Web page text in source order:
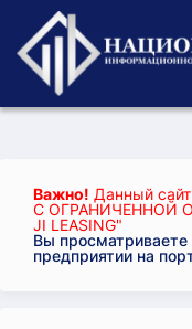
Важно! Данный сайт
С ОГРАНИЧЕННОЙ
JI LEASING"
Вы просматриваете
предприятии на